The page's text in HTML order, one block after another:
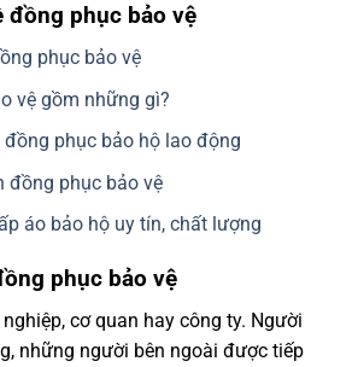
đồng phục bảo vệ
phục bảo vệ
vệ gồm những gì?​
phục bảo hộ lao động
đồng phục bảo vệ
áo bảo hộ uy tín, chất lượng
phục bảo vệ
cơ quan hay công ty. Người
những người bên ngoài được tiếp